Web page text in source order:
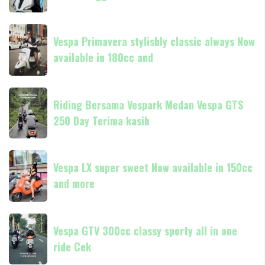
Piaggio
Liberty
hadir
di
dealer
Piaggio
Vespa
Primavera
stylishly
classic
always
Now
available
in
and
Vespa Primavera stylishly classic always Now
available in 180cc and
Riding
Bersama
Vespark
Medan
Vespa
GTS
250
Day
kasih
Riding Bersama Vespark Medan Vespa GTS
250 Day Terima kasih
Vespa
LX
super
sweet
Now
available
in
150cc
Vespa LX super sweet Now available in 150cc
and more
Vespa
GTV
300cc
classy
Vespa GTV 300cc classy sporty all in one
ride Cek